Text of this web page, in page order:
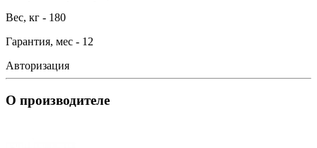
Вес, кг - 180
Гарантия, мес - 12
Авторизация
О производителе